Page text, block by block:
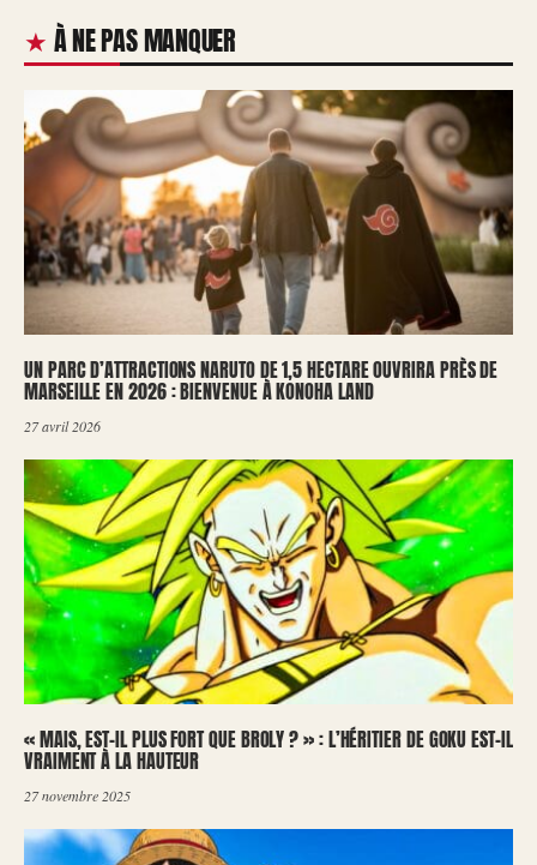
À NE PAS MANQUER
UN PARC D’ATTRACTIONS NARUTO DE 1,5 HECTARE OUVRIRA PRÈS DE
MARSEILLE EN 2026 : BIENVENUE À KONOHA LAND
27 avril 2026
« MAIS, EST-IL PLUS FORT QUE BROLY ? » : L’HÉRITIER DE GOKU EST-IL
VRAIMENT À LA HAUTEUR
27 novembre 2025